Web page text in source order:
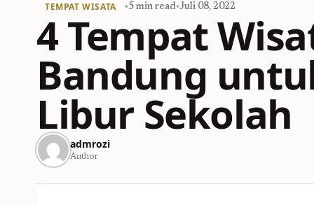
TEMPAT WISATA •5 min read•Juli 08, 2022
4 Tempat
Bandung
Libur Sekolah
admrozi
Author